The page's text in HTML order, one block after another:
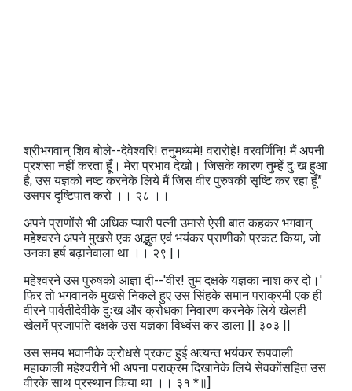
श्रीभगवान्‌ शिव बोले--देवेश्वरि! तनुमध्यमे! वरारोहे! वरवर्णिनि! मैं अपनी
प्रशंसा नहीं करता हूँ। मेरा प्रभाव देखो। जिसके कारण तुम्हें दुःख हुआ
है, उस यज्ञको नष्ट करनेके लिये मैं जिस वीर पुरुषकी सृष्टि कर रहा हूँ”
उसपर दृष्टिपात करो ।। २८ ।।
अपने प्राणोंसे भी अधिक प्यारी पत्नी उमासे ऐसी बात कहकर भगवान्‌
महेश्वरने अपने मुखसे एक अद्भुत एवं भयंकर प्राणीको प्रकट किया, जो
उनका हर्ष बढ़ानेवाला था ।। २९ |।
महेश्वरने उस पुरुषको आज्ञा दी--'वीर! तुम दक्षके यज्ञका नाश कर दो।'
फिर तो भगवानके मुखसे निकले हुए उस सिंहके समान पराक्रमी एक ही
वीरने पार्वतीदेवीके दुःख और क्रोधका निवारण करनेके लिये खेलही
खेलमें प्रजापति दक्षके उस यज्ञका विध्वंस कर डाला || ३०३ ||
उस समय भवानीके क्रोधसे प्रकट हुई अत्यन्त भयंकर रूपवाली
महाकाली महेश्वरीने भी अपना पराक्रम दिखानेके लिये सेवकोंसहित उस
वीरके साथ प्रस्थान किया था ।। ३१ *॥]